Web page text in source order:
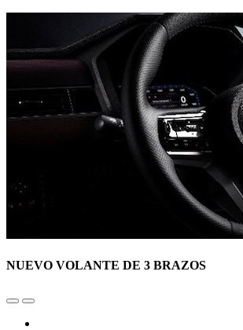
NUEVO VOLANTE DE 3 BRAZOS